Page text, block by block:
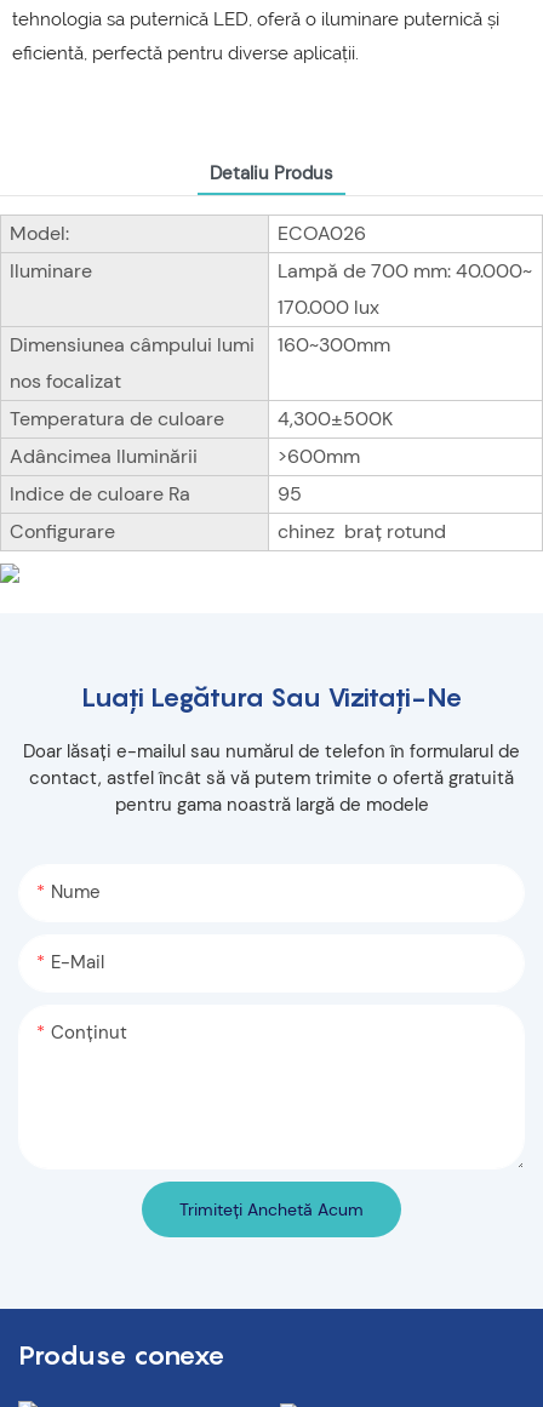
tehnologia sa puternică LED, oferă o iluminare puternică și
eficientă, perfectă pentru diverse aplicații.
Detaliu Produs
Model:
ECOA026
Iluminare
Lampă de 700 mm: 40.000~
170.000 lux
Dimensiunea câmpului lumi
nos focalizat
160~300mm
Temperatura de culoare
4,300±500K
Adâncimea Iluminării
>600mm
Indice de culoare Ra
95
Configurare
chinez braț rotund
Luați Legătura Sau Vizitați-Ne
Doar lăsați e-mailul sau numărul de telefon în formularul de
contact, astfel încât să vă putem trimite o ofertă gratuită
pentru gama noastră largă de modele
Nume
E-Mail
Conţinut
Trimiteți Anchetă Acum
Produse conexe